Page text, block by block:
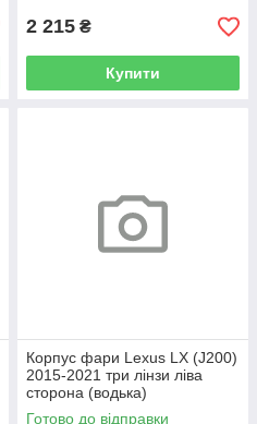
2 215 ₴
Купити
Корпус фари Lexus LX (J200)
2015-2021 три лінзи ліва
сторона (водька)
Готово до відправки